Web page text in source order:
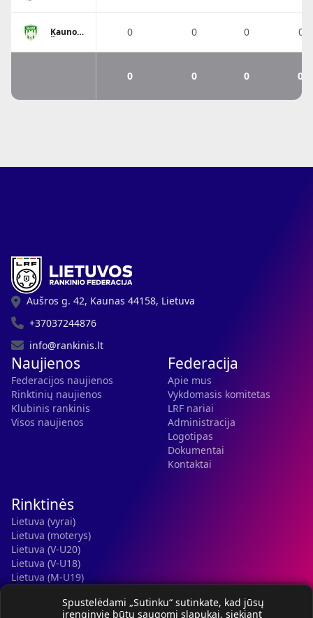
Kauno
0 0 0 0%
0 0 0 0%
Spustelėdami „Sutinku“ sutinkate, kad jūsų
įrenginyje būtų saugomi slapukai, siekiant
Aušros g. 42, Kaunas 44158, Lietuva
+37037244876
info@rankinis.lt
Naujienos
Federacijos naujienos
Rinktinių naujienos
Klubinis rankinis
Visos naujienos
Federacija
Apie mus
Vykdomasis komitetas
LRF nariai
Administracija
Logotipas
Dokumentai
Kontaktai
Rinktinės
Lietuva (vyrai)
Lietuva (moterys)
Lietuva (V-U20)
Lietuva (V-U18)
Lietuva (M-U19)
Lietuva (M-U16)